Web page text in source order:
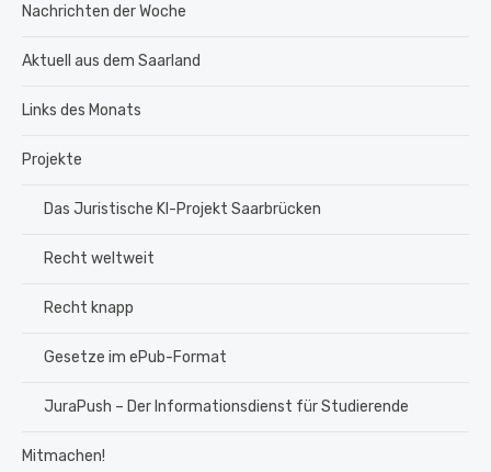
Nachrichten der Woche
Aktuell aus dem Saarland
Links des Monats
Projekte
Das Juristische KI-Projekt Saarbrücken
Recht weltweit
Recht knapp
Gesetze im ePub-Format
JuraPush – Der Informationsdienst für Studierende
Mitmachen!